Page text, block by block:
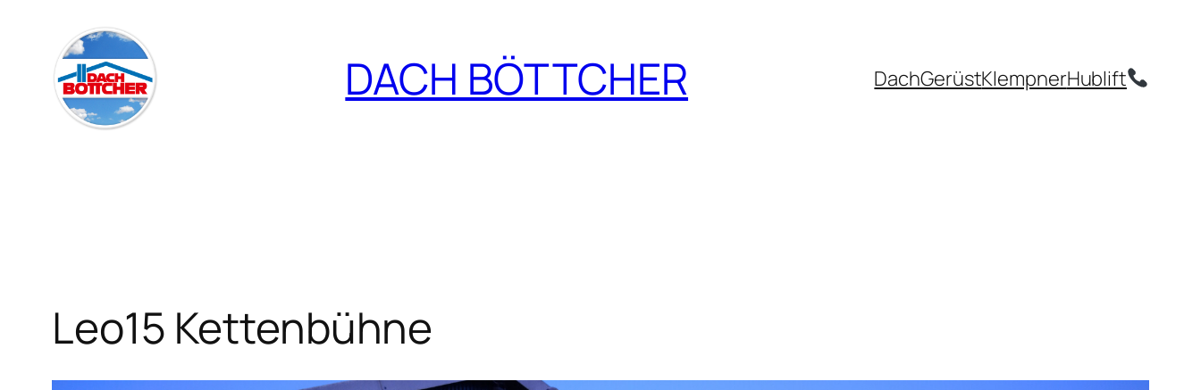
springen
DACH BÖTTCHER DachGerüstKlempnerHublift
Leo15 Kettenbühne